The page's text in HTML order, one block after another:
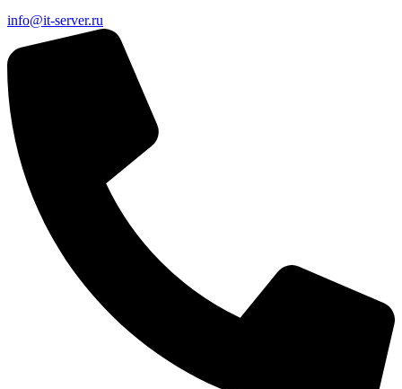
info@it-server.ru